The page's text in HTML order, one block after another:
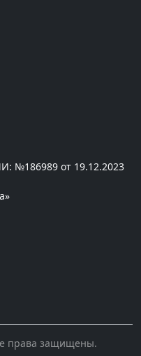
№186989 от 19.12.2023
права защищены.